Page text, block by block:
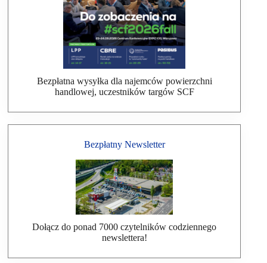
Bezpłatna wysyłka dla najemców powierzchni
handlowej, uczestników targów SCF
Bezpłatny Newsletter
Dołącz do ponad 7000 czytelników codziennego
newslettera!